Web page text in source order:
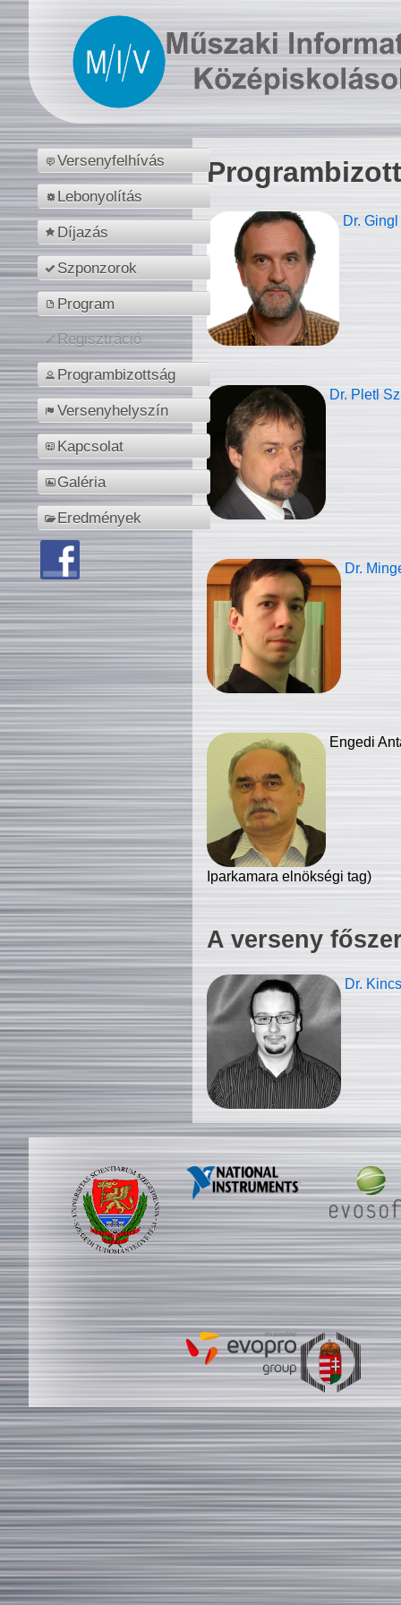
Versenyfelhívás
Lebonyolítás
Díjazás
Szponzorok
Program
Regisztráció
Programbizottság
Versenyhelyszín
Kapcsolat
Galéria
Eredmények
Dr.
Dr. Pletl
Dr.
Engedi
Iparkamara elnökségi tag)
A verseny
Dr.